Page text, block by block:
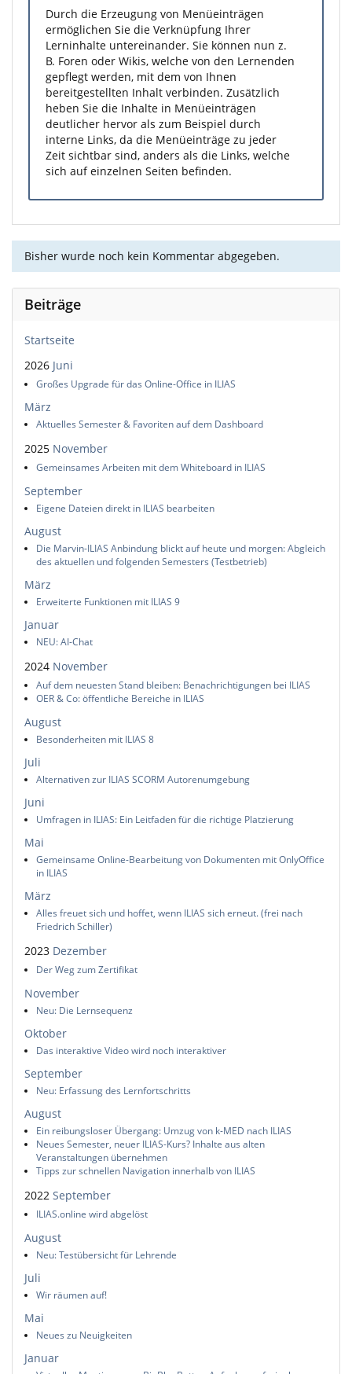
Durch die Erzeugung von Menüeinträgen
ermöglichen Sie die Verknüpfung Ihrer
Lerninhalte untereinander. Sie können nun z.
B. Foren oder Wikis, welche von den Lernenden
gepflegt werden, mit dem von Ihnen
bereitgestellten Inhalt verbinden. Zusätzlich
heben Sie die Inhalte in Menüeinträgen
deutlicher hervor als zum Beispiel durch
interne Links, da die Menüeinträge zu jeder
Zeit sichtbar sind, anders als die Links, welche
sich auf einzelnen Seiten befinden.
Bisher wurde noch kein Kommentar abgegeben.
Beiträge
Startseite
2026 Juni
Großes Upgrade für das Online-Office in ILIAS
März
Aktuelles Semester & Favoriten auf dem Dashboard
2025 November
Gemeinsames Arbeiten mit dem Whiteboard in ILIAS
September
Eigene Dateien direkt in ILIAS bearbeiten
August
Die Marvin-ILIAS Anbindung blickt auf heute und morgen: Abgleich
des aktuellen und folgenden Semesters (Testbetrieb)
März
Erweiterte Funktionen mit ILIAS 9
Januar
NEU: AI-Chat
2024 November
Auf dem neuesten Stand bleiben: Benachrichtigungen bei ILIAS
OER & Co: öffentliche Bereiche in ILIAS
August
Besonderheiten mit ILIAS 8
Juli
Alternativen zur ILIAS SCORM Autorenumgebung
Juni
Umfragen in ILIAS: Ein Leitfaden für die richtige Platzierung
Mai
Gemeinsame Online-Bearbeitung von Dokumenten mit OnlyOffice
in ILIAS
März
Alles freuet sich und hoffet, wenn ILIAS sich erneut. (frei nach
Friedrich Schiller)
2023 Dezember
Der Weg zum Zertifikat
November
Neu: Die Lernsequenz
Oktober
Das interaktive Video wird noch interaktiver
September
Neu: Erfassung des Lernfortschritts
August
Ein reibungsloser Übergang: Umzug von k-MED nach ILIAS
Neues Semester, neuer ILIAS-Kurs? Inhalte aus alten
Veranstaltungen übernehmen
Tipps zur schnellen Navigation innerhalb von ILIAS
2022 September
ILIAS.online wird abgelöst
August
Neu: Testübersicht für Lehrende
Juli
Wir räumen auf!
Mai
Neues zu Neuigkeiten
Januar